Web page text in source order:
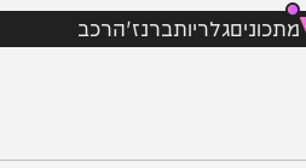
גלריותברנז'הרכב